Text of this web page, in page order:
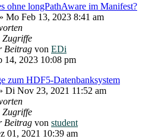
ohne longPathAware im Manifest?
» Mo Feb 13, 2023 8:41 am
Zugriffe
Beitrag von EDi
14, 2023 10:08 pm
zum HDF5-Datenbanksystem
Di Nov 23, 2021 11:52 am
Zugriffe
Beitrag von student
01, 2021 10:39 am